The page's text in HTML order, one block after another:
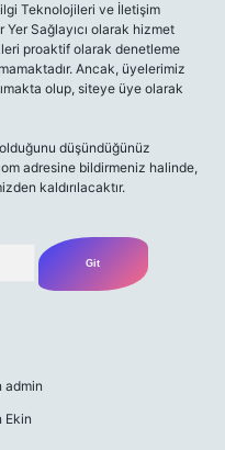
Teknolojileri ve İletişim
Yer Sağlayıcı olarak hizmet
proaktif olarak denetleme
Ancak, üyelerimiz
olup, siteye üye olarak
düşündüğünüz
adresine bildirmeniz halinde,
kaldırılacaktır.
admin
Ekin